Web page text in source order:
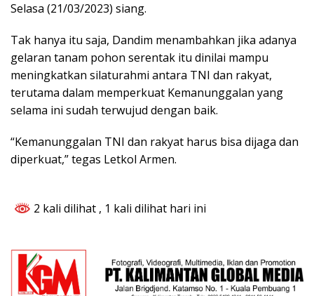
Selasa (21/03/2023) siang.
Tak hanya itu saja, Dandim menambahkan jika adanya
gelaran tanam pohon serentak itu dinilai mampu
meningkatkan silaturahmi antara TNI dan rakyat,
terutama dalam memperkuat Kemanunggalan yang
selama ini sudah terwujud dengan baik.
“Kemanunggalan TNI dan rakyat harus bisa dijaga dan
diperkuat,” tegas Letkol Armen.
2 kali dilihat , 1 kali dilihat hari ini